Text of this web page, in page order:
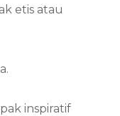
etis atau
inspiratif